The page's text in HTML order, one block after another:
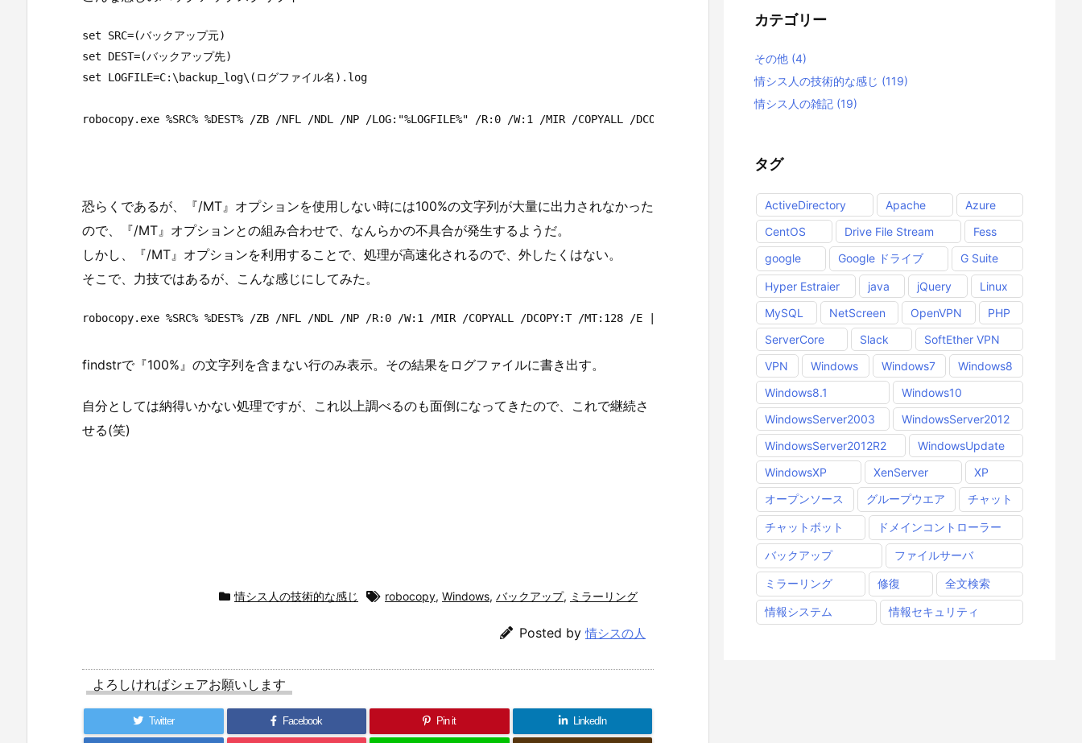
set SRC=(バックアップ元)
set DEST=(バックアップ先)
set LOGFILE=C:\backup_log\(ログファイル名).log
robocopy.exe %SRC% %DEST% /ZB /NFL /NDL /NP /LOG:"%LOGFILE%" /R:0 /W:1 /MIR /COPYALL /DCOPY:T /MT:128 /E
恐らくであるが、『/MT』オプションを使用しない時には100%の文字列が大量に出力されなかった
ので、『/MT』オプションとの組み合わせで、なんらかの不具合が発生するようだ。
しかし、『/MT』オプションを利用することで、処理が高速化されるので、外したくはない。
そこで、力技ではあるが、こんな感じにしてみた。
robocopy.exe %SRC% %DEST% /ZB /NFL /NDL /NP /R:0 /W:1 /MIR /COPYALL /DCOPY:T /MT:128 /E | findstr /v /L /C:"100%%" > "%LOGFILE%"
findstrで『100%』の文字列を含まない行のみ表示。その結果をログファイルに書き出す。
自分としては納得いかない処理ですが、これ以上調べるのも面倒になってきたので、これで継続さ
せる(笑)
情シス人の技術的な感じ robocopy, Windows, バックアップ, ミラーリング
Posted by情シスの人
よろしければシェアお願いします
Twitter Facebook Pin it LinkedIn
カテゴリー
その他 (4)
情シス人の技術的な感じ (119)
情シス人の雑記 (19)
タグ
ActiveDirectory Apache
Azure
CentOS
Drive File Stream
Fess
google
Google ドライブ G Suite
Hyper Estraier java jQuery
Linux
MySQL
NetScreen OpenVPN
PHP
ServerCore
Slack
SoftEther VPN
VPN
Windows Windows7
Windows8
Windows8.1
Windows10
WindowsServer2003
WindowsServer2012
WindowsServer2012R2
WindowsUpdate
WindowsXP
XenServer
XP
オープンソース
グループウエア チャット
チャットボット ドメインコントローラー
バックアップ ファイルサーバ
ミラーリング 修復 全文検索
情報システム 情報セキュリティ